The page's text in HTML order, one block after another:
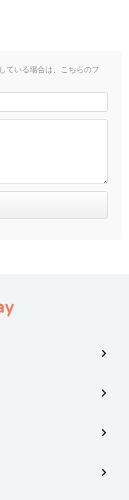
ている場合は、こちらのフ